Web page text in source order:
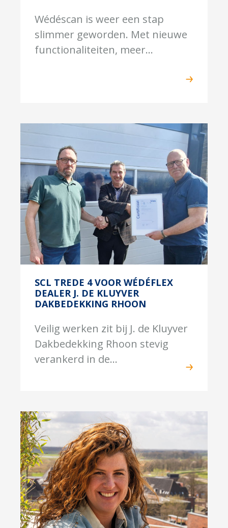
Wédéscan is weer een stap
slimmer geworden. Met nieuwe
functionaliteiten, meer...
SCL TREDE 4 VOOR WÉDÉFLEX
DEALER J. DE KLUYVER
DAKBEDEKKING RHOON
Veilig werken zit bij J. de Kluyver
Dakbedekking Rhoon stevig
verankerd in de...